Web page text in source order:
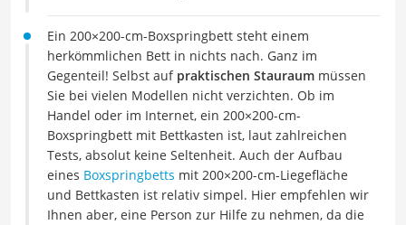
Ein 200×200-cm-Boxspringbett steht einem
herkömmlichen Bett in nichts nach. Ganz im
Gegenteil! Selbst auf praktischen Stauraum müssen
Sie bei vielen Modellen nicht verzichten. Ob im
Handel oder im Internet, ein 200×200-cm-
Boxspringbett mit Bettkasten ist, laut zahlreichen
Tests, absolut keine Seltenheit. Auch der Aufbau
eines Boxspringbetts mit 200×200-cm-Liegefläche
und Bettkasten ist relativ simpel. Hier empfehlen wir
Ihnen aber, eine Person zur Hilfe zu nehmen, da die